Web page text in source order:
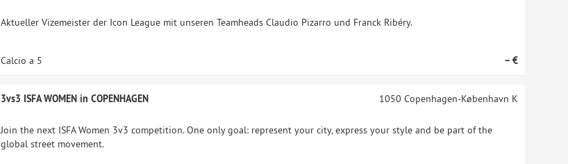
Aktueller Vizemeister der Icon League mit unseren Teamheads Claudio Pizarro und Franck Ribéry.
Calcio a 5 – €
3vs3 ISFA WOMEN in COPENHAGEN
Join the next ISFA Women 3v3 competition. One only goal: represent your city, express your style and be part of the
global street movement.
1050 Copenhagen-København K